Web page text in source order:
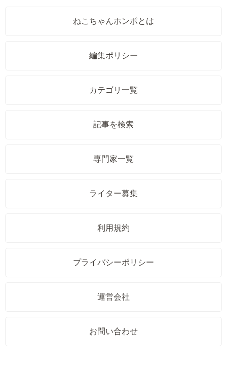
ねこちゃんホンポとは
編集ポリシー
カテゴリ一覧
記事を検索
専門家一覧
ライター募集
利用規約
プライバシーポリシー
運営会社
お問い合わせ